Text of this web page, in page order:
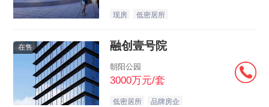
现房 低密居所
在售 融创壹号院
朝阳公园
3000万元/套
低密居所 品牌房企